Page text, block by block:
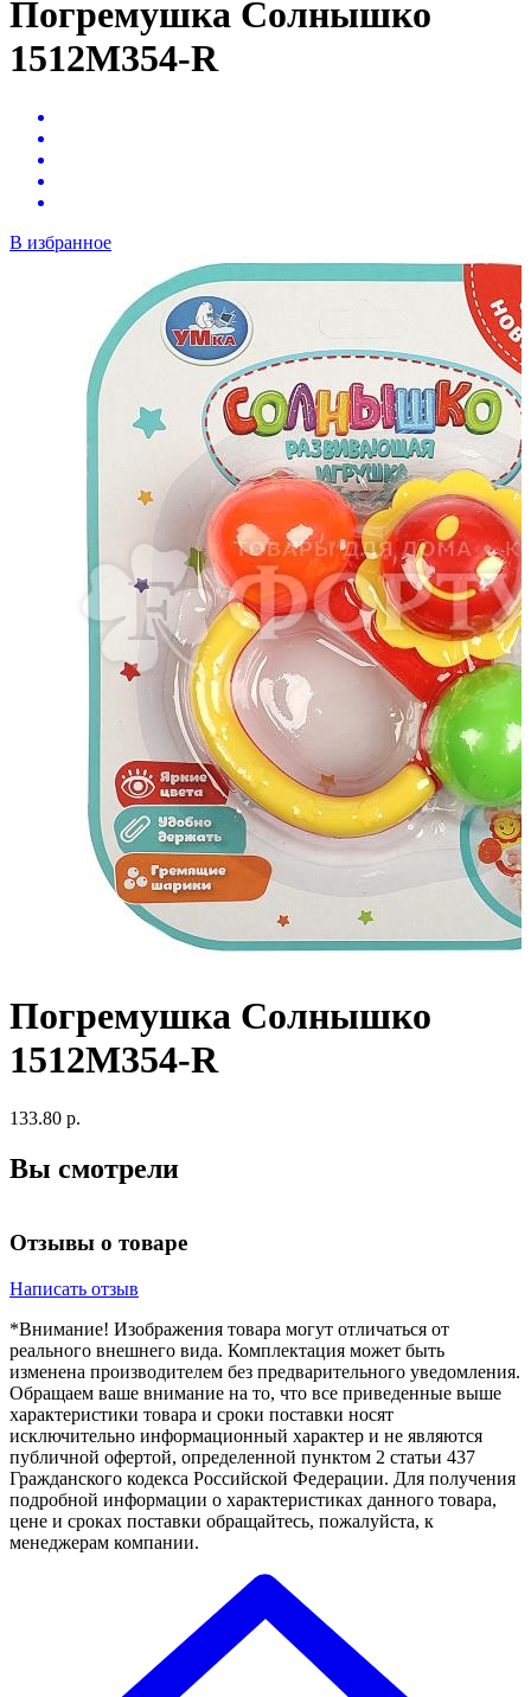
Погремушка Солнышко
1512M354-R
В избранное
Погремушка Солнышко
1512M354-R
133.80 р.
Вы смотрели
Отзывы о товаре
Написать отзыв
*Внимание! Изображения товара могут отличаться от
реального внешнего вида. Комплектация может быть
изменена производителем без предварительного уведомления.
Обращаем ваше внимание на то, что все приведенные выше
характеристики товара и сроки поставки носят
исключительно информационный характер и не являются
публичной офертой, определенной пунктом 2 статьи 437
Гражданского кодекса Российской Федерации. Для получения
подробной информации о характеристиках данного товара,
цене и сроках поставки обращайтесь, пожалуйста, к
менеджерам компании.